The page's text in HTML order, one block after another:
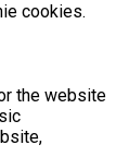
cookies.
the website